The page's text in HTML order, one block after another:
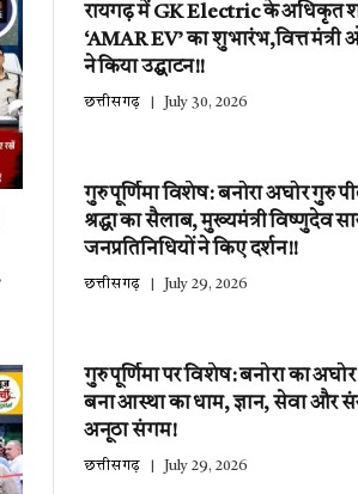
रायगढ़ में GK Electric के अधिकृत
‘AMAR EV’ का शुभारंभ,वित्त मंत्री
ने किया उद्घाटन!!
छत्तीसगढ़ July 30, 2026
गुरु पूर्णिमा विशेष: बनोरा अघोर गुरु
श्रद्धा का सैलाब, मुख्यमंत्री विष्णुदेव
जनप्रतिनिधियों ने किए दर्शन!!
छत्तीसगढ़ July 29, 2026
गुरु पूर्णिमा पर विशेष: बनोरा का
बना आस्था का धाम, ज्ञान, सेवा और
अनूठा संगम!
छत्तीसगढ़ July 29, 2026